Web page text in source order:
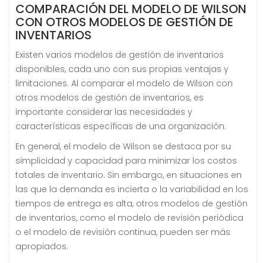
COMPARACIÓN DEL MODELO DE WILSON
CON OTROS MODELOS DE GESTIÓN DE
INVENTARIOS
Existen varios modelos de gestión de inventarios
disponibles, cada uno con sus propias ventajas y
limitaciones. Al comparar el modelo de Wilson con
otros modelos de gestión de inventarios, es
importante considerar las necesidades y
características específicas de una organización.
En general, el modelo de Wilson se destaca por su
simplicidad y capacidad para minimizar los costos
totales de inventario. Sin embargo, en situaciones en
las que la demanda es incierta o la variabilidad en los
tiempos de entrega es alta, otros modelos de gestión
de inventarios, como el modelo de revisión periódica
o el modelo de revisión continua, pueden ser más
apropiados.